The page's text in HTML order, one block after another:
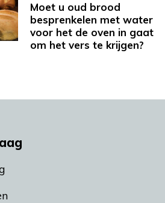
Moet u oud brood
besprenkelen met water
voor het de oven in gaat
om het vers te krijgen?